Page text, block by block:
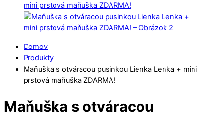
Domov
Produkty
Maňuška s otváracou pusinkou Lienka Lenka + mini
prstová maňuška ZDARMA!
Maňuška s otváracou